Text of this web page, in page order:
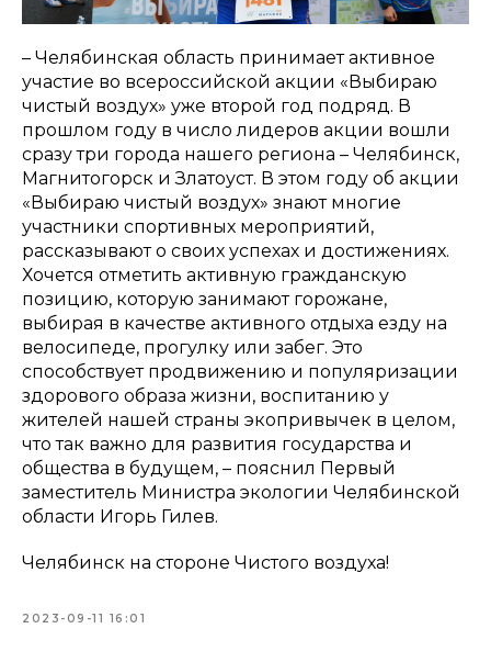
– Челябинская область принимает активное
участие во всероссийской акции «Выбираю
чистый воздух» уже второй год подряд. В
прошлом году в число лидеров акции вошли
сразу три города нашего региона – Челябинск,
Магнитогорск и Златоуст. В этом году об акции
«Выбираю чистый воздух» знают многие
участники спортивных мероприятий,
рассказывают о своих успехах и достижениях.
Хочется отметить активную гражданскую
позицию, которую занимают горожане,
выбирая в качестве активного отдыха езду на
велосипеде, прогулку или забег. Это
способствует продвижению и популяризации
здорового образа жизни, воспитанию у
жителей нашей страны экопривычек в целом,
что так важно для развития государства и
общества в будущем, – пояснил Первый
заместитель Министра экологии Челябинской
области Игорь Гилев.
Челябинск на стороне Чистого воздуха!
2023-09-11 16:01